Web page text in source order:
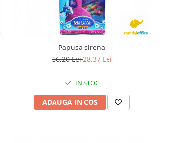
Papusa sirena
36,20 Lei28,37 Lei
IN STOC
ADAUGA IN COS